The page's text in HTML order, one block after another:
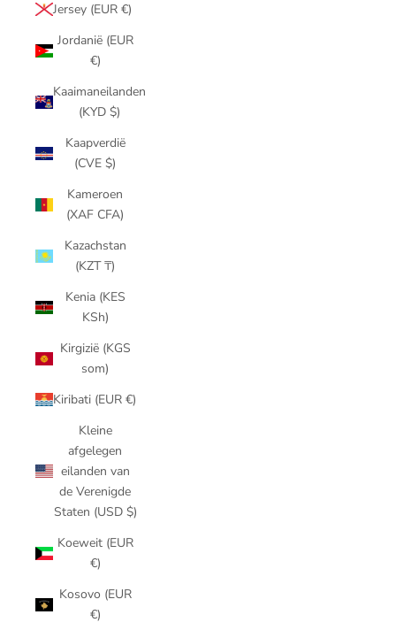
Jersey (EUR €)
Jordanië (EUR
€)
Kaaimaneilanden
(KYD $)
Kaapverdië
(CVE $)
Kameroen
(XAF CFA)
Kazachstan
(KZT ₸)
Kenia (KES
KSh)
Kirgizië (KGS
som)
Kiribati (EUR €)
Kleine
afgelegen
eilanden van
de Verenigde
Staten (USD $)
Koeweit (EUR
€)
Kosovo (EUR
€)